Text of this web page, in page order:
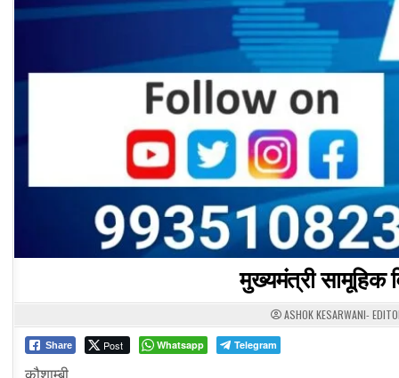
मुख्यमंत्री सामूहिक
ASHOK KESARWANI-
Share Post Whatsapp Telegram
कौशाम्बी